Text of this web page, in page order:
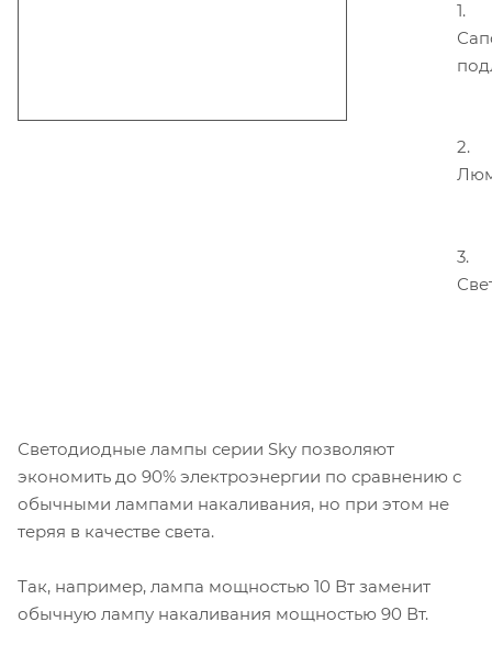
1.
2.
3.
Светодиодные лампы серии Sky позволяют
экономить до 90% электроэнергии по сравнению с
обычными лампами накаливания, но при этом не
теряя в качестве света.
Так, например, лампа мощностью 10 Вт заменит
обычную лампу накаливания мощностью 90 Вт.